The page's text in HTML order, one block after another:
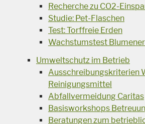
Recherche zu CO2-
Studie: Pet-Flaschen
Test: Torffreie Erden
Wachstumstest
Umweltschutz im Betrieb
Ausschreibungskriterien
Reinigungsmittel
Abfallvermeidung Caritas
Basisworkshops
Beratungen zum